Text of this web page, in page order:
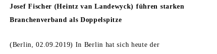
Josef Fischer (Heintz van Landewyck) führen starken
Branchenverband als Doppelspitze
(Berlin, 02.09.2019) In Berlin hat sich heute der
Nichtraucherschutz